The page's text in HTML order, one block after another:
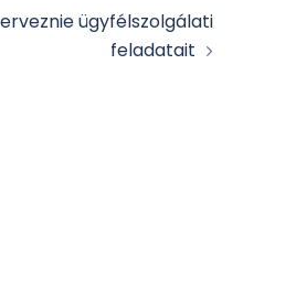
ügyfélszolgálati
feladatait